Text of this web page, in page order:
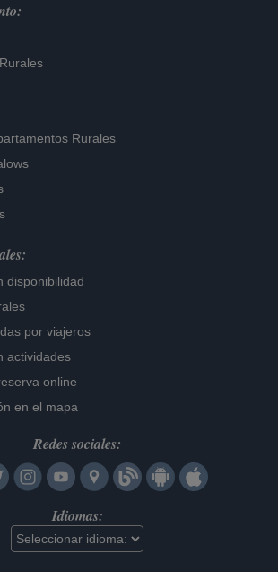
Rurales
disponibilidad
por viajeros
actividades
online
en el mapa
Redes sociales:
Idiomas: